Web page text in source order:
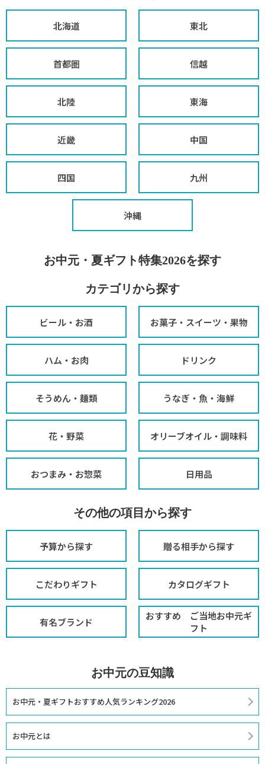
北海道 東北
首都圏 信越
北陸 東海
近畿 中国
四国 九州
沖縄
お中元・夏ギフト特集2026を探す
カテゴリから探す
ビール・お酒 お菓子・スイーツ・果物
ハム・お肉 ドリンク
そうめん・麺類 うなぎ・魚・海鮮
花・野菜 オリーブオイル・調味料
おつまみ・お惣菜 日用品
その他の項目から探す
予算から探す 贈る相手から探す
こだわりギフト カタログギフト
有名ブランド
おすすめ ご当地お中元ギ
フト
お中元の豆知識
お中元・夏ギフトおすすめ人気ランキング2026
お中元とは